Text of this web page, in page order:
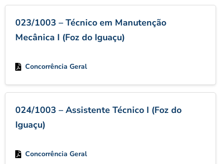
023/1003 – Técnico em Manutenção
Mecânica I (Foz do Iguaçu)
Concorrência Geral
024/1003 – Assistente Técnico I (Foz do
Iguaçu)
Concorrência Geral